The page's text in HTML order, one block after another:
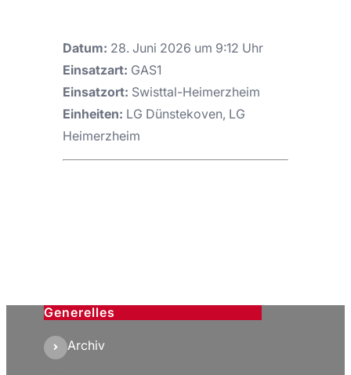
Datum: 28. Juni 2026 um 9:12 Uhr
Einsatzart: GAS1
Einsatzort: Swisttal-Heimerzheim
Einheiten: LG Dünstekoven, LG
Heimerzheim
Generelles
Archiv